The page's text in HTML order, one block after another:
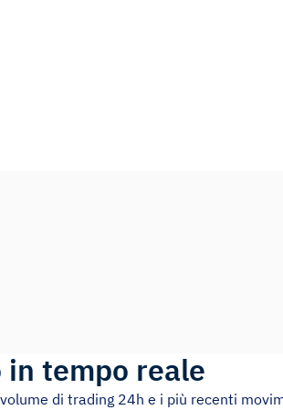
in tempo reale
di trading 24h e i più recenti